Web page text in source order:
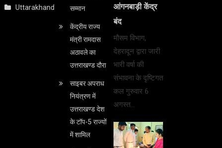
Uttarakhand
सम्मान
केंद्रीय राज्य
मंत्री रामदास
अठावले का
उत्तराखण्ड दौरा
साइबर अपराध
नियंत्रण में
उत्तराखण्ड देश
के टॉप-5 राज्यों
में शामिल
आंगनबाड़ी केंद्र
बंद
मौसम विभाग,
देहरादून द्वारा जारी
भारी वर्षा की
संभावना के दृष्टिगत
कल गुरुवार 6
अगस्त…